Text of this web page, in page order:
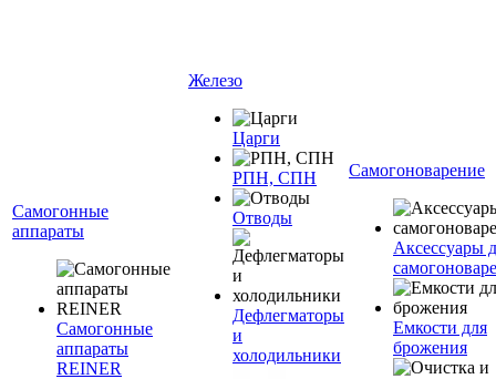
Самогонные
аппараты
Самогонные
аппараты
REINER
Железо
Царги
РПН, СПН
Отводы
Дефлегматоры
и
холодильники
Самогоноварение
Аксессуары
Емкости для
брожения